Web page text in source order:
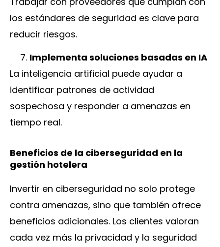
los estándares de seguridad es clave para
reducir riesgos.
Implementa soluciones basadas en IA
La inteligencia artificial puede ayudar a
identificar patrones de actividad
sospechosa y responder a amenazas en
tiempo real.
Beneficios de la ciberseguridad en la
gestión hotelera
Invertir en ciberseguridad no solo protege
contra amenazas, sino que también ofrece
beneficios adicionales. Los clientes valoran
cada vez más la privacidad y la seguridad